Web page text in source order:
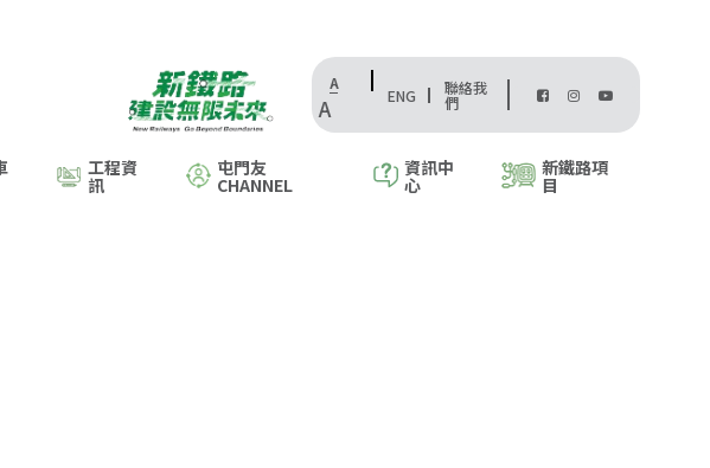
工程資
訊
屯門友
CHANNEL
資訊中
心
新鐵路項
目
A
A ENG 聯絡我
們